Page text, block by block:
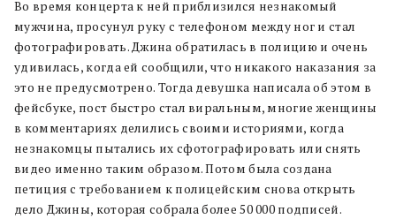
Во время концерта к ней приблизился незнакомый
мужчина, просунул руку с телефоном между ног и стал
фотографировать. Джина обратилась в полицию и очень
удивилась, когда ей сообщили, что никакого наказания за
это не предусмотрено. Тогда девушка написала об этом в
фейсбуке, пост быстро стал виральным, многие женщины
в комментариях делились своими историями, когда
незнакомцы пытались их сфотографировать или снять
видео именно таким образом. Потом была создана
петиция с требованием к полицейским снова открыть
дело Джины, которая собрала более 50 000 подписей.